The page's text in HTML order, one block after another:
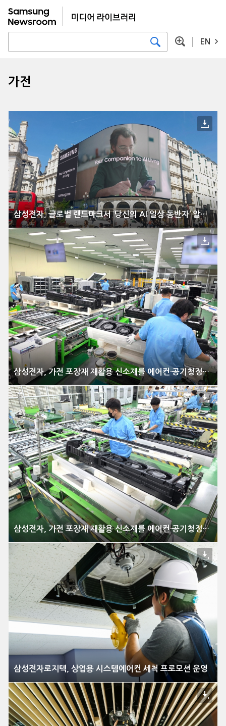
EN
가전
삼성전자, 글로벌 랜드마크서 ‘당신의 AI 일상 동반자’ 알린다
삼성전자, 가전 포장재 재활용 신소재를 에어컨·공기청정기에 적용
삼성전자, 가전 포장재 재활용 신소재를 에어컨·공기청정기에 적용
삼성전자로지텍, 상업용 시스템에어컨 세척 프로모션 운영